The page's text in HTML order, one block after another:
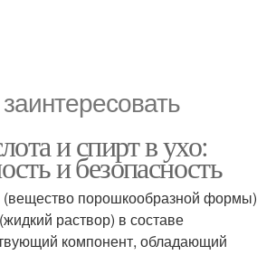
и спирт в ухо:
и безопасность
(вещество порошкообразной формы)
раствор) в составе
компонент, обладающий